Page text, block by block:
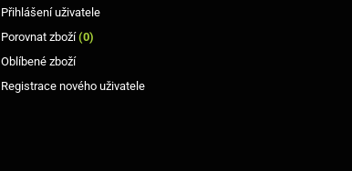
Přihlášení uživatele
Porovnat zboží(0)
Oblíbené zboží
Registrace nového uživatele